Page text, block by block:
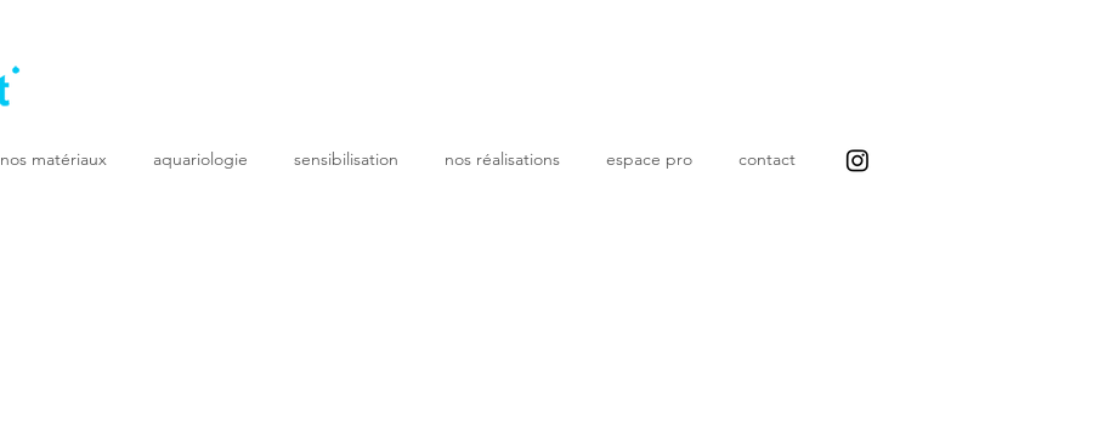
nos matériaux aquariologie sensibilisation nos réalisations espace pro contact